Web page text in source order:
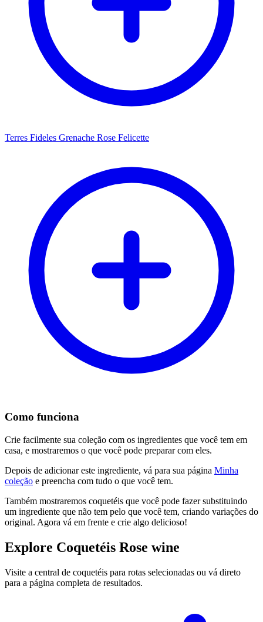
Terres Fideles Grenache Rose Felicette
Como funciona
Crie facilmente sua coleção com os ingredientes que você tem em
casa, e mostraremos o que você pode preparar com eles.
Depois de adicionar este ingrediente, vá para sua página Minha
coleção e preencha com tudo o que você tem.
Também mostraremos coquetéis que você pode fazer substituindo
um ingrediente que não tem pelo que você tem, criando variações do
original. Agora vá em frente e crie algo delicioso!
Explore Coquetéis Rose wine
Visite a central de coquetéis para rotas selecionadas ou vá direto
para a página completa de resultados.